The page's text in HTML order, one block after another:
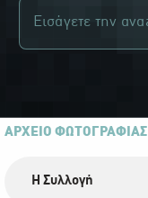
ΑΡΧΕΙΟ ΦΩΤΟΓΡΑΦΙΑΣ
Η Συλλογή